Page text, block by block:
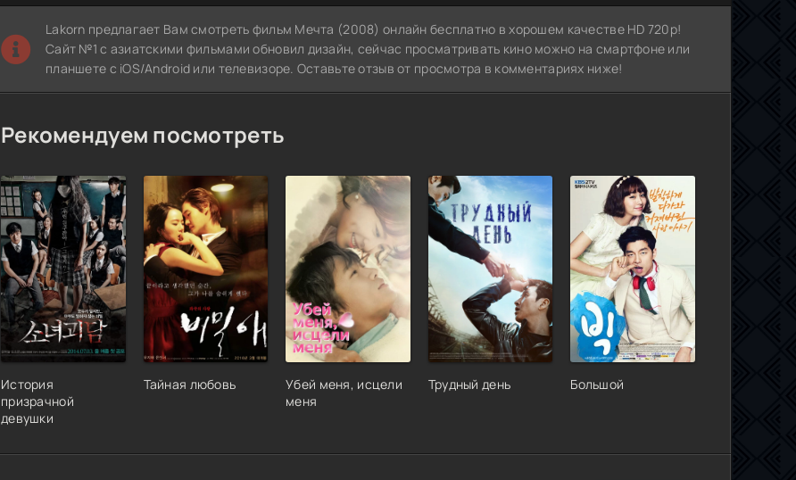
Lakorn предлагает Вам смотреть фильм Мечта (2008) онлайн бесплатно в хорошем качестве HD 720p!
Сайт №1 с азиатскими фильмами обновил дизайн, сейчас просматривать кино можно на смартфоне или
планшете с iOS/Android или телевизоре. Оставьте отзыв от просмотра в комментариях ниже!
Рекомендуем посмотреть
История
призрачной
девушки
Тайная любовь
Убей меня, исцели
меня
Трудный день Большой